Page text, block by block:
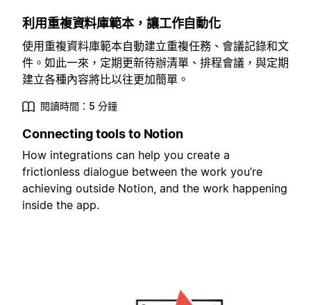
利用重複資料庫範本，讓工作自動化
使用重複資料庫範本自動建立重複任務、會議記錄和文
件。如此一來，定期更新待辦清單、排程會議，與定期
建立各種內容將比以往更加簡單。
閱讀時間：5 分鐘
Connecting tools to Notion
How integrations can help you create a
frictionless dialogue between the work you’re
achieving outside Notion, and the work happening
inside the app.